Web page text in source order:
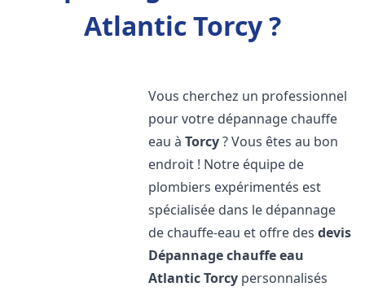
Atlantic Torcy ?
Vous cherchez un professionnel
pour votre dépannage chauffe
eau àTorcy? Vous êtes au bon
endroit ! Notre équipe de
plombiers expérimentés est
spécialisée dans le dépannage
de chauffe-eau et offre desdevis
Dépannage chauffe eau
AtlanticTorcy personnalisés